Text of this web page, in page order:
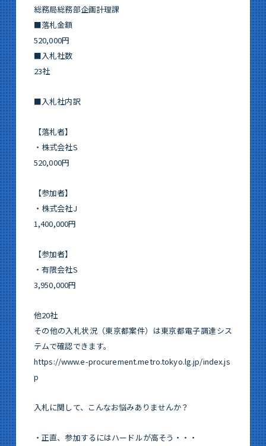
総務局総務部企画計理課
■落札金額
520,000円
■入札社数
23社
■入札社内訳
【落札者】
・株式会社S
520,000円
【参加者】
・株式会社J
1,400,000円
【参加者】
・有限会社S
3,950,000円
他20社
その他の入札状況（東京都案件）は東京都電子調達シス
テムで確認できます。
https://www.e-procurement.metro.tokyo.lg.jp/index.js
p
入札に関して、こんなお悩みありませんか？
・正直、参加するにはハードルが高そう・・・